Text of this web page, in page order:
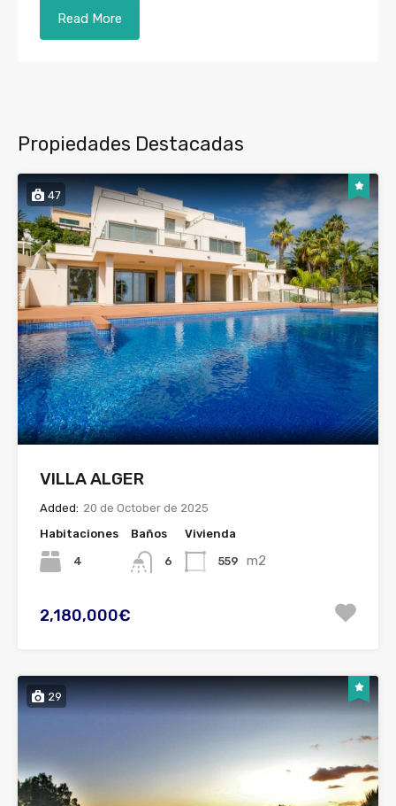
Read More
Propiedades Destacadas
47
VILLA ALGER
Added: 20 de October de 2025
Habitaciones
4
Baños
6
Vivienda
559 m2
2,180,000€
29